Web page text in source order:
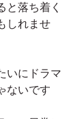
と落ち着く
しれませ
いにドラマ
ないです